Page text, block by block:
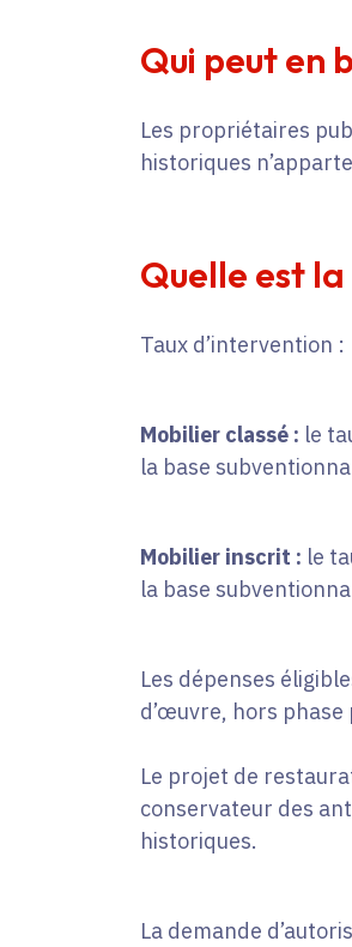
Qui peut en
Les propriétaires
historiques
Quelle est
Taux d’intervention :
Mobilier classé : le
la base
Mobilier inscrit : le
la base
Les dépenses
d’œuvre, hors
Le projet de
conservateur des
historiques.
La demande